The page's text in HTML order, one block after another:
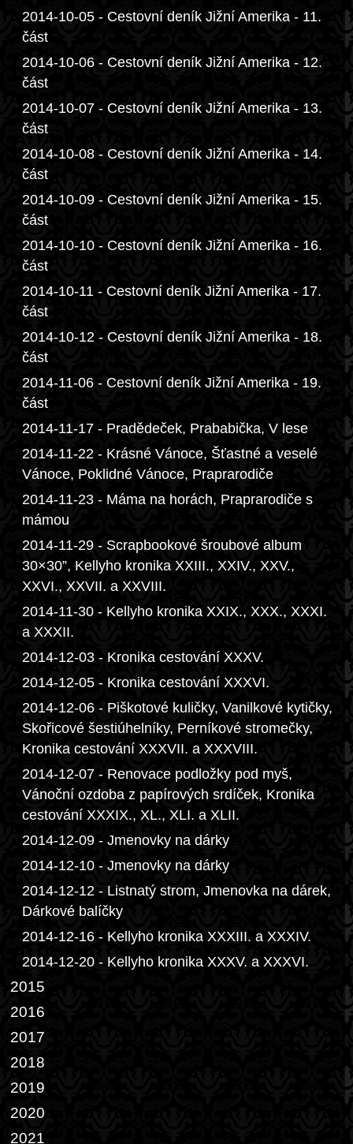
2014-10-05 - Cestovní deník Jižní Amerika - 11.
část
2014-10-06 - Cestovní deník Jižní Amerika - 12.
část
2014-10-07 - Cestovní deník Jižní Amerika - 13.
část
2014-10-08 - Cestovní deník Jižní Amerika - 14.
část
2014-10-09 - Cestovní deník Jižní Amerika - 15.
část
2014-10-10 - Cestovní deník Jižní Amerika - 16.
část
2014-10-11 - Cestovní deník Jižní Amerika - 17.
část
2014-10-12 - Cestovní deník Jižní Amerika - 18.
část
2014-11-06 - Cestovní deník Jižní Amerika - 19.
část
2014-11-17 - Pradědeček, Prababička, V lese
2014-11-22 - Krásné Vánoce, Šťastné a veselé
Vánoce, Poklidné Vánoce, Praprarodiče
2014-11-23 - Máma na horách, Praprarodiče s
mámou
2014-11-29 - Scrapbookové šroubové album
30×30”, Kellyho kronika XXIII., XXIV., XXV.,
XXVI., XXVII. a XXVIII.
2014-11-30 - Kellyho kronika XXIX., XXX., XXXI.
a XXXII.
2014-12-03 - Kronika cestování XXXV.
2014-12-05 - Kronika cestování XXXVI.
2014-12-06 - Piškotové kuličky, Vanilkové kytičky,
Skořicové šestiúhelníky, Perníkové stromečky,
Kronika cestování XXXVII. a XXXVIII.
2014-12-07 - Renovace podložky pod myš,
Vánoční ozdoba z papírových srdíček, Kronika
cestování XXXIX., XL., XLI. a XLII.
2014-12-09 - Jmenovky na dárky
2014-12-10 - Jmenovky na dárky
2014-12-12 - Listnatý strom, Jmenovka na dárek,
Dárkové balíčky
2014-12-16 - Kellyho kronika XXXIII. a XXXIV.
2014-12-20 - Kellyho kronika XXXV. a XXXVI.
2015
2016
2017
2018
2019
2020
2021